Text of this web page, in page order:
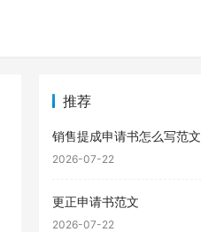
推荐
销售提成申请书怎么写范文
2026-07-22
更正申请书范文
2026-07-22